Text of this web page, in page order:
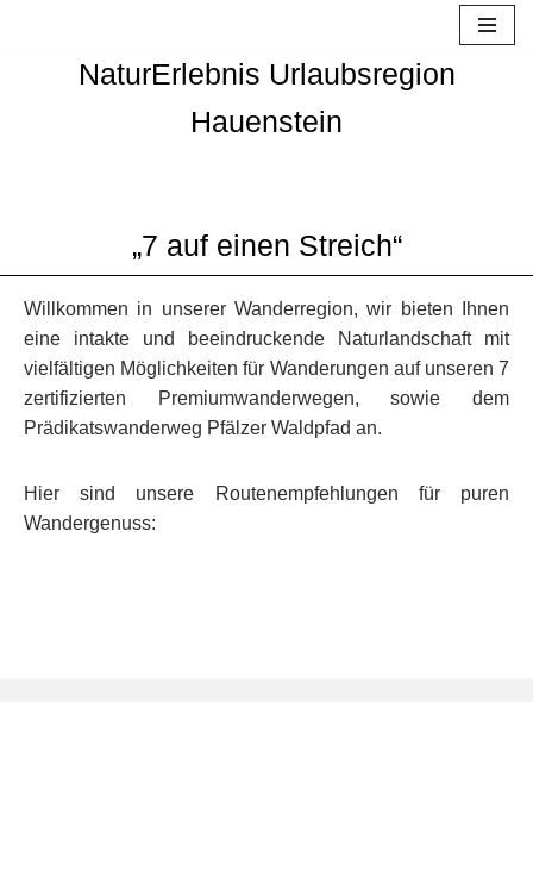
NaturErlebnis Urlaubsregion
Hauenstein
„7 auf einen Streich“
Willkommen in unserer Wanderregion, wir bieten Ihnen
eine intakte und beeindruckende Naturlandschaft mit
vielfältigen Möglichkeiten für Wanderungen auf unseren 7
zertifizierten Premiumwanderwegen, sowie dem
Prädikatswanderweg Pfälzer Waldpfad an.
Hier sind unsere Routenempfehlungen für puren
Wandergenuss: